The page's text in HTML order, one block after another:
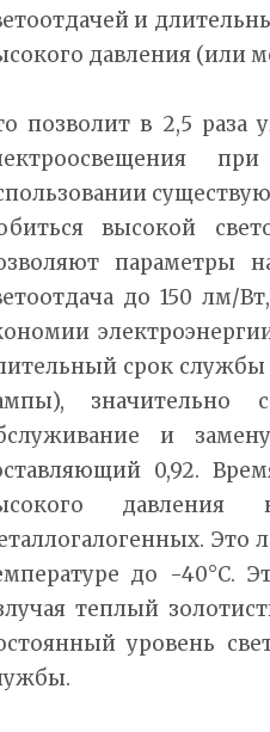
и
давления (или
позволит в 2,5 раза
высокой
параметры
до 150 лм/
срок службы
значительно
и
0,92.
Это
до -40°С.
теплый
уровень